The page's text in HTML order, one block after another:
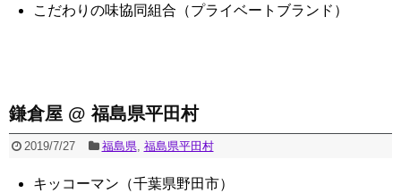
こだわりの味協同組合（プライベートブランド）
鎌倉屋 @ 福島県平田村
2019/7/27 福島県, 福島県平田村
キッコーマン（千葉県野田市）